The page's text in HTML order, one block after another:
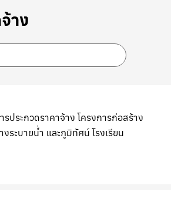
าง
รประกวดราคาจ้าง โครงการก่อสร้าง
ระบายน้ำ และภูมิทัศน์ โรงเรียน